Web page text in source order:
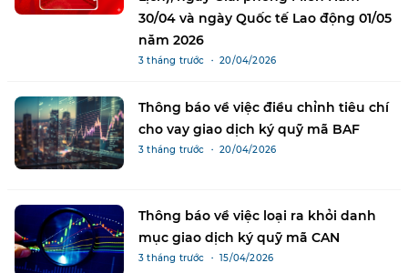
30/04 và ngày Quốc tế Lao động 01/05
năm 2026
3 tháng trước ・ 20/04/2026
Thông báo về việc điều chỉnh tiêu chí
cho vay giao dịch ký quỹ mã BAF
3 tháng trước ・ 20/04/2026
Thông báo về việc loại ra khỏi danh
mục giao dịch ký quỹ mã CAN
3 tháng trước ・ 15/04/2026